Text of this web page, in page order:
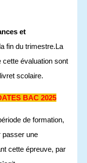
et
fin du trimestre.La
cette évaluation sont
scolaire.
BAC 2025
de formation,
passer une
cette épreuve, par